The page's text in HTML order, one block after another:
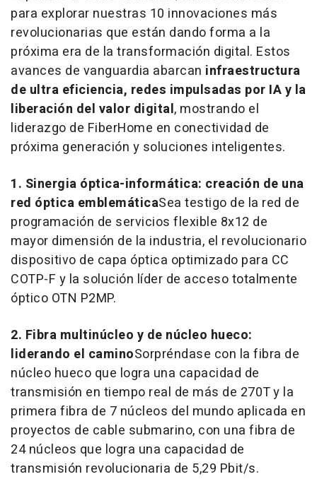
para explorar nuestras 10 innovaciones más
revolucionarias que están dando forma a la
próxima era de la transformación digital. Estos
avances de vanguardia abarcan infraestructura
de ultra eficiencia, redes impulsadas por IA y la
liberación del valor digital, mostrando el
liderazgo de FiberHome en conectividad de
próxima generación y soluciones inteligentes.
1. Sinergia óptica-informática: creación de una
red óptica emblemáticaSea testigo de la red de
programación de servicios flexible 8x12 de
mayor dimensión de la industria, el revolucionario
dispositivo de capa óptica optimizado para CC
COTP-F y la solución líder de acceso totalmente
óptico OTN P2MP.
2. Fibra multinúcleo y de núcleo hueco:
liderando el caminoSorpréndase con la fibra de
núcleo hueco que logra una capacidad de
transmisión en tiempo real de más de 270T y la
primera fibra de 7 núcleos del mundo aplicada en
proyectos de cable submarino, con una fibra de
24 núcleos que logra una capacidad de
transmisión revolucionaria de 5,29 Pbit/s.